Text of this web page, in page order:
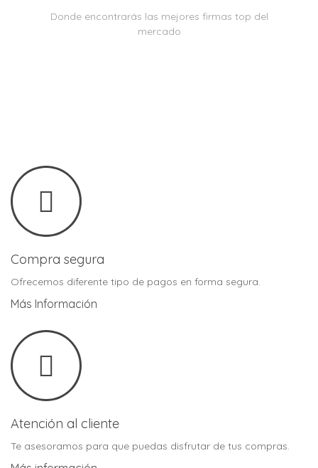
Donde encontrarás las mejores firmas top del
mercado
Compra segura
Ofrecemos diferente tipo de pagos en forma segura.
Más Información
Atención al cliente
Te asesoramos para que puedas disfrutar de tus compras.